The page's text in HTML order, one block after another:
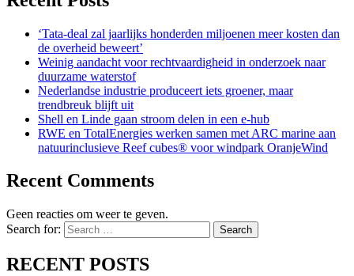
‘Tata-deal zal jaarlijks honderden miljoenen meer kosten dan
de overheid beweert’
Weinig aandacht voor rechtvaardigheid in onderzoek naar
duurzame waterstof
Nederlandse industrie produceert iets groener, maar
trendbreuk blijft uit
Shell en Linde gaan stroom delen in een e-hub
RWE en TotalEnergies werken samen met ARC marine aan
natuurinclusieve Reef cubes® voor windpark OranjeWind
Recent Comments
Geen reacties om weer te geven.
Search for:
Search
RECENT POSTS